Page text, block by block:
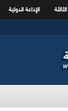
الإذاعة الدولية